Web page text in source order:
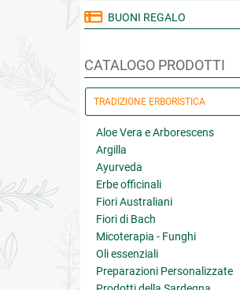
BUONI REGALO
CATALOGO PRODOTTI
TRADIZIONE ERBORISTICA
Aloe Vera e Arborescens
Argilla
Ayurveda
Erbe officinali
Fiori Australiani
Fiori di Bach
Micoterapia - Funghi
Oli essenziali
Preparazioni Personalizzate